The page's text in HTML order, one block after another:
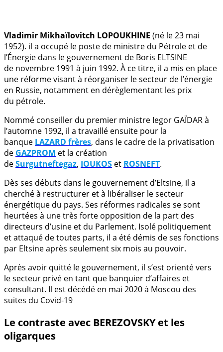
Vladimir Mikhaïlovitch LOPOUKHINE (né le 23 mai
1952). il a occupé le poste de ministre du Pétrole et de
l’Énergie dans le gouvernement de Boris ELTSINE
de novembre 1991 à juin 1992. À ce titre, il a mis en place
une réforme visant à réorganiser le secteur de l’énergie
en Russie, notamment en dérèglementant les prix
du pétrole.
Nommé conseiller du premier ministre Iegor GAÏDAR à
l’automne 1992, il a travaillé ensuite pour la
banque LAZARD frères, dans le cadre de la privatisation
de GAZPROM et la création
deSurgutneftegaz, IOUKOS et ROSNEFT.
Dès ses débuts dans le gouvernement d’Eltsine, il a
cherché à restructurer et à libéraliser le secteur
énergétique du pays. Ses réformes radicales se sont
heurtées à une très forte opposition de la part des
directeurs d’usine et du Parlement. Isolé politiquement
et attaqué de toutes parts, il a été démis de ses fonctions
par Eltsine après seulement six mois au pouvoir.
Après avoir quitté le gouvernement, il s’est orienté vers
le secteur privé en tant que banquier d’affaires et
consultant. Il est décédé en mai 2020 à Moscou des
suites du Covid-19
Le contraste avec BEREZOVSKY et les
oligarques